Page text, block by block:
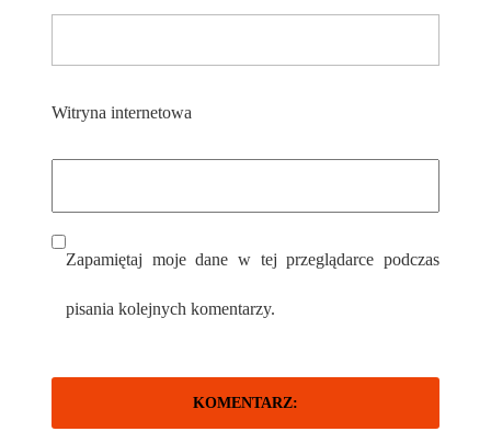
Witryna internetowa
Zapamiętaj moje dane w tej przeglądarce podczas
pisania kolejnych komentarzy.